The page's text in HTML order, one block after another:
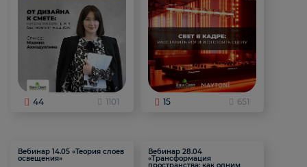
44 1101 15 651
Вебинар 14.05 «Теория слоев
освещения»
Вебинар 28.04
«Трансформация